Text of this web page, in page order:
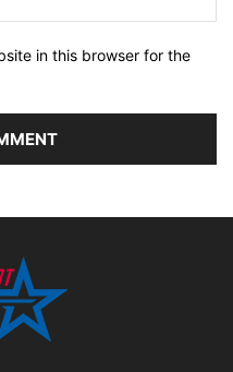
in this browser for the